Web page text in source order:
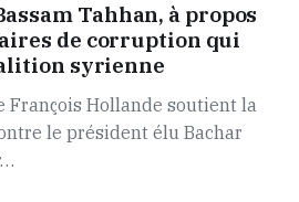
Tahhan, à propos
de corruption qui
syrienne
François Hollande soutient la
le président élu Bachar